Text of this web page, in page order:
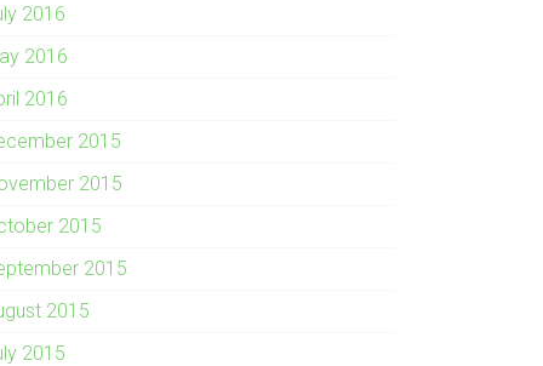
2016
2016
2016
2015
2015
2015
2015
2015
2015